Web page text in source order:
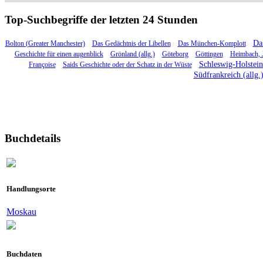
Top-Suchbegriffe der letzten 24 Stunden
Bolton (Greater Manchester) Das Gedächtnis der Libellen Das München-Komplott
Geschichte für einen augenblick Grönland (allg.) Göteborg Göttingen
Heimbach,
Françoise
Saids Geschichte oder der Schatz in der Wüste
Schleswig-
Südfrankreich (allg.)
Buchdetails
Handlungsorte
Moskau
Buchdaten